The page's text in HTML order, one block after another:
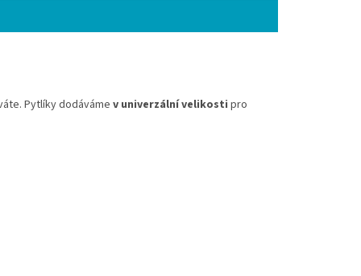
Pytlíky dodávámev univerzální velikosti pro